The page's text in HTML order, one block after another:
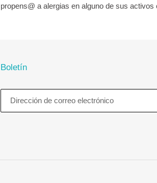
propens@ a alergias en alguno de sus activos
Boletín